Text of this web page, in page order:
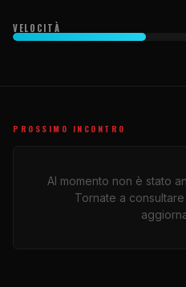
VELOCITÀ
PROSSIMO INCONTRO
Al momento non è stato
Tornate a